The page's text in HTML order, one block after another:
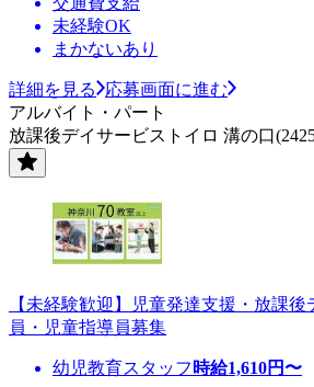
未経験OK
まかないあり
詳細を見る
応募画面に進む
アルバイト・パート
放課後デイサービストイロ 溝の口
【未経験歓迎】児童発達支援・放課
員・児童指導員募集
幼児教育スタッフ 時給1,610円〜